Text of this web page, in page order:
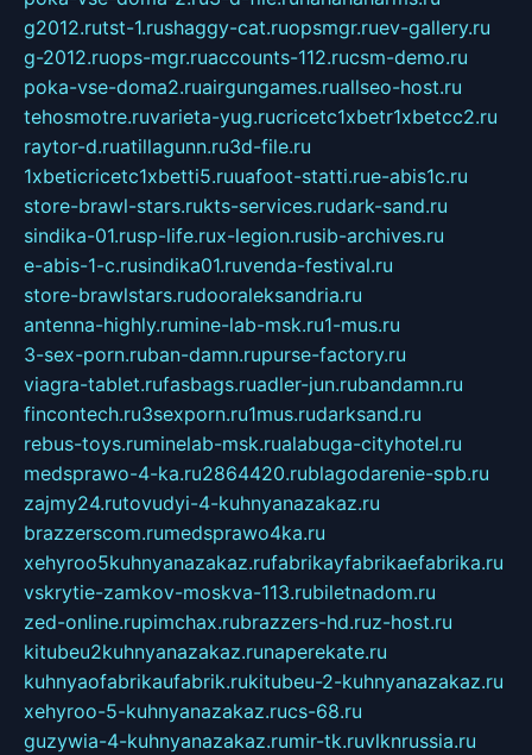
g2012.rutst-1.rushaggy-cat.ruopsmgr.ruev-gallery.ru
g-2012.ruops-mgr.ruaccounts-112.rucsm-demo.ru
poka-vse-doma2.ruairgungames.ruallseo-host.ru
tehosmotre.ruvarieta-yug.rucricetc1xbetr1xbetcc2.ru
raytor-d.ruatillagunn.ru3d-file.ru
1xbeticricetc1xbetti5.ruuafoot-statti.rue-abis1c.ru
store-brawl-stars.rukts-services.rudark-sand.ru
sindika-01.rusp-life.rux-legion.rusib-archives.ru
e-abis-1-c.rusindika01.ruvenda-festival.ru
store-brawlstars.rudooraleksandria.ru
antenna-highly.rumine-lab-msk.ru1-mus.ru
3-sex-porn.ruban-damn.rupurse-factory.ru
viagra-tablet.rufasbags.ruadler-jun.rubandamn.ru
fincontech.ru3sexporn.ru1mus.rudarksand.ru
rebus-toys.ruminelab-msk.rualabuga-cityhotel.ru
medsprawo-4-ka.ru2864420.rublagodarenie-spb.ru
zajmy24.rutovudyi-4-kuhnyanazakaz.ru
brazzerscom.rumedsprawo4ka.ru
xehyroo5kuhnyanazakaz.rufabrikayfabrikaefabrika.ru
vskrytie-zamkov-moskva-113.rubiletnadom.ru
zed-online.rupimchax.rubrazzers-hd.ruz-host.ru
kitubeu2kuhnyanazakaz.runaperekate.ru
kuhnyaofabrikaufabrik.rukitubeu-2-kuhnyanazakaz.ru
xehyroo-5-kuhnyanazakaz.rucs-68.ru
guzywia-4-kuhnyanazakaz.rumir-tk.ruvlknrussia.ru